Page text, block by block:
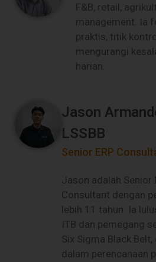
F&B, retail,
management. Ia
praktis, titik
mengurangi
harian.
Jason
LSSBB
Senior ERP
Jason adalah Senior
Consultant dengan
lebih 11 tahun. Ia
ITB dan pemegang
Six Sigma Black
dalam perencanaan